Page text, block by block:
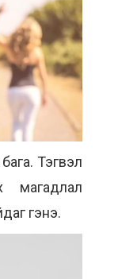
Тэгвэл
магадлал
гэнэ.